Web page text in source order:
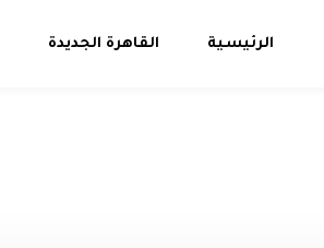
الرئيسية القاهرة الجديدة